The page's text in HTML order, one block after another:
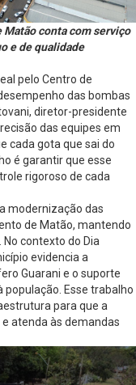
Matão conta com serviço
e de qualidade
pelo Centro de
das bombas
diretor-presidente
das equipes em
cada gota que sai do
é garantir que esse
rigoroso de cada
modernização das
de Matão, mantendo
contexto do Dia
evidencia a
Guarani e o suporte
Esse trabalho
para que a
atenda às demandas